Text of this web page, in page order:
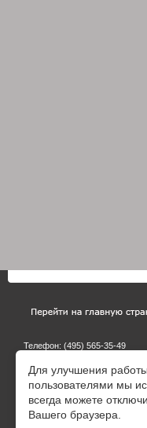
Для улучшения
пользователями мы
всегда можете
Вашего браузера.
Телефон: (495) 565-35-49
E-mail:
marketing@galvanik.ru